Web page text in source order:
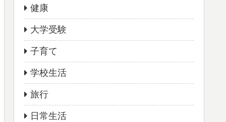
健康
大学受験
子育て
学校生活
旅行
日常生活